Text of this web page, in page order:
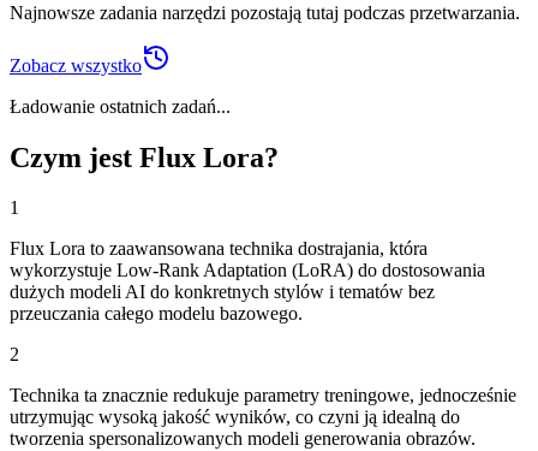
Najnowsze zadania narzędzi pozostają tutaj podczas przetwarzania.
Zobacz wszystko
Ładowanie ostatnich zadań...
Czym jest Flux Lora?
1
Flux Lora to zaawansowana technika dostrajania, która
wykorzystuje Low-Rank Adaptation (LoRA) do dostosowania
dużych modeli AI do konkretnych stylów i tematów bez
przeuczania całego modelu bazowego.
2
Technika ta znacznie redukuje parametry treningowe, jednocześnie
utrzymując wysoką jakość wyników, co czyni ją idealną do
tworzenia spersonalizowanych modeli generowania obrazów.